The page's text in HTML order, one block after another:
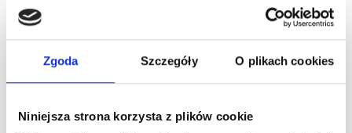
Zgoda Szczegóły O plikach cookies
Niniejsza strona korzysta z plików cookie
2013
Starty w Mistrzostwach Francji F4, starty w Formula
Renault 2.0 Series Finals
Kartingowy Mistrz Polski